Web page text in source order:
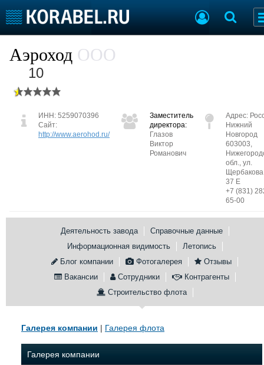
Предприятия
Пульс отрасли
Летопись
Рейтинг
О рейтинге
Судостроение
Крюинг
Торговая площадка
Доска объявлений
Услуги
Конференции
Выставки и семинары
Словарь
Флот
Галерея флота
Форум
Отзывы
Аэроход ООО
10
ИНН: 5259070396
Сайт:
http://www.aerohod.ru/
Заместитель
директора:
Глазов
Виктор
Романович
Адрес:
Нижний
Новгород
603003,
обл., ул.
37 Е
+7 (831)
65-00
Деятельность завода
Справочные данные
Информационная видимость
Летопись
Блог компании
Фотогалерея
Отзывы
Вакансии
Сотрудники
Контрагенты
Строительство флота
Галерея компании | Галерея флота
Галерея компании